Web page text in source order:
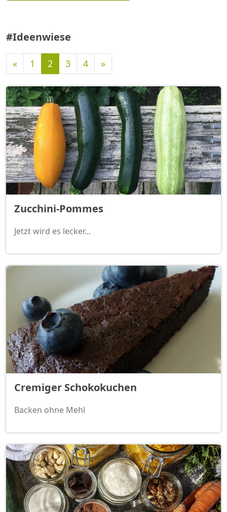
#Ideenwiese
«Vorherige
1 2 3 4 »Nächste
Zucchini-Pommes
Jetzt wird es lecker...
Cremiger Schokokuchen
Backen ohne Mehl